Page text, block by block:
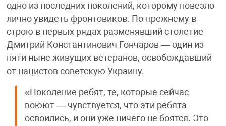
одно из последних поколений, которому повезло
лично увидеть фронтовиков. По-прежнему в
строю в первых рядах разменявший столетие
Дмитрий Константинович Гончаров — один из
пяти ныне живущих ветеранов, освобождавший
от нацистов советскую Украину.
«Поколение ребят, те, которые сейчас
воюют — чувствуется, что эти ребята
освоились, и они уже ничего не боятся. Это